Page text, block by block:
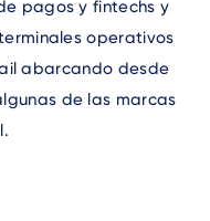
pagos y fintechs y
operativos
abarcando desde
de las marcas